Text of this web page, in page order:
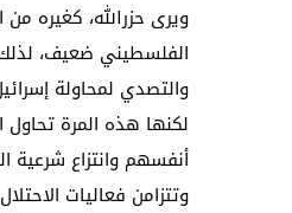
ويرى حزرالله، كغيره
والتصدي لمحاولة
لكنها هذه المرة
أنفسهم وانتزاع شرعية
وتتزامن فعاليات